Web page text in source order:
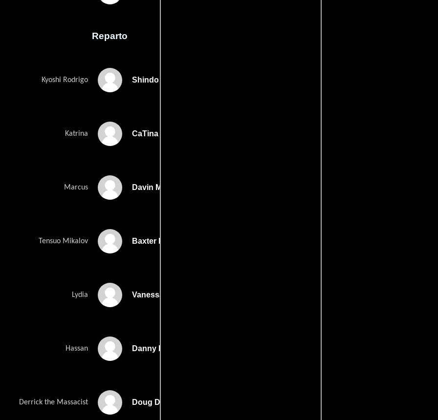
Reparto
Kyoshi Rodrigo Shindo Ki Rodriguez
Katrina CaTina Murillo
Marcus Davin McLeod
Tensuo Mikalov Baxter Linn
Lydia Vanessa Herrera
Hassan Danny Diaz
Derrick the Massacist Doug Drucker